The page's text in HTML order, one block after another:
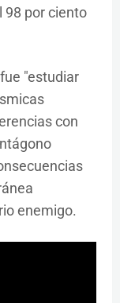
98 por ciento
"estudiar
con
enemigo.